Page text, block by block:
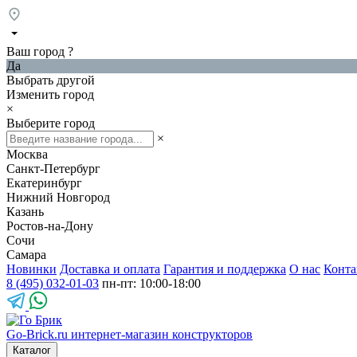
Ваш город ?
Да
Выбрать другой
Изменить город
×
Выберите город
×
Москва
Санкт-Петербург
Екатеринбург
Нижний Новгород
Казань
Ростов-на-Дону
Сочи
Самара
Новинки Доставка и оплата Гарантия и поддержка О нас
8 (495) 032-01-03 пн-пт: 10:00-18:00
Go-Brick.ru интернет-магазин конструкторов
Каталог